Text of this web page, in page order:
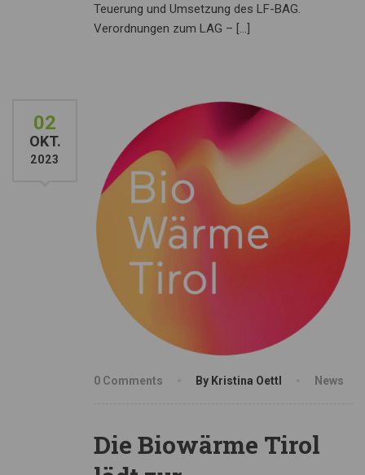
Teuerung und Umsetzung des LF-BAG.
Verordnungen zum LAG – […]
02
OKT.
2023
0 Comments By Kristina Oettl News
Die Biowärme Tirol